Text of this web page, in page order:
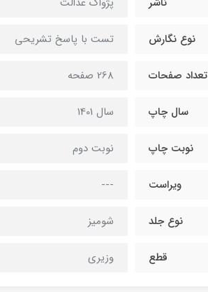
نوع نگارش تست با پاسخ تشریحی
تعداد صفحات 268 صفحه
سال چاپ سال 1401
نوبت چاپ نوبت دوم
ویراست ---
نوع جلد شومیز
قطع وزیری